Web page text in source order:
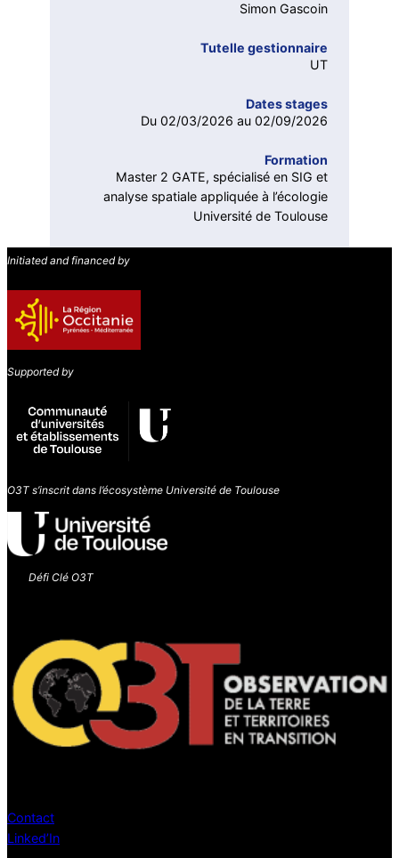
Simon Gascoin
Tutelle gestionnaire
UT
Dates stages
Du 02/03/2026 au 02/09/2026
Formation
Master 2 GATE, spécialisé en SIG et
analyse spatiale appliquée à l’écologie
Université de Toulouse
Initiated and financed by
Supported by
O3T s’inscrit dans l’écosystème Université de Toulouse
Défi Clé O3T
Contact
Linked’In